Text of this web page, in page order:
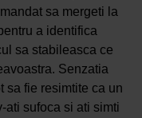
sa mergeti la
a identifica
sa stabileasca ce
Senzatia
sa fie resimtite ca un
ati sufoca si ati simti